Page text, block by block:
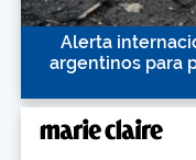
Alerta
argentinos para